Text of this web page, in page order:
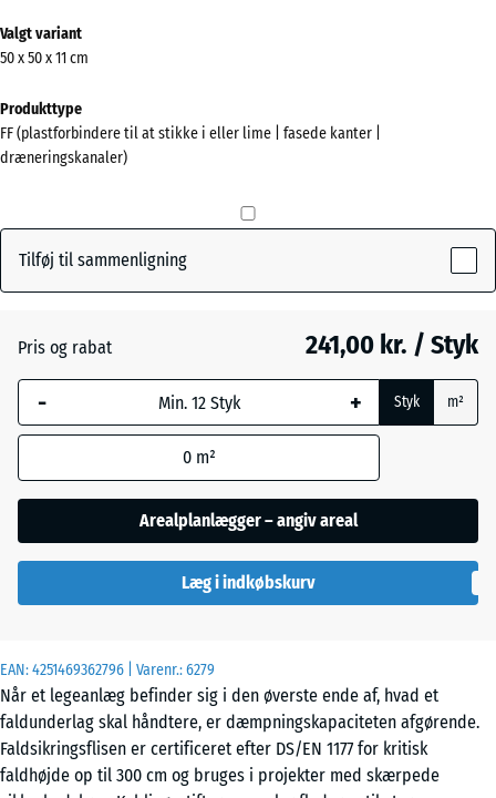
EAN:4251469362796 | Varenr.:6279
Når et legeanlæg befinder sig i den øverste ende af, hvad et
faldunderlag skal håndtere, er dæmpningskapaciteten afgørende.
Faldsikringsflisen er certificeret efter DS/EN 1177 for kritisk
faldhøjde op til 300 cm og bruges i projekter med skærpede
information
om
farverne?
Vis
farvepalette
Antracit - 12,00 kr.
Himmelblå + 21,00 kr.
- 10,00 kr.
Sandbeige + 23,00 kr.
Valgt variant
50 x 50 x 11 cm
Produkttype
FF (plastforbindere til at stikke i eller lime | fasede kanter |
dræneringskanaler)
Tilføj til sammenligning
Pris og rabat 241,00 kr. / Styk
- + Styk m²
0 m²
Arealplanlægger – angiv areal
Læg i indkøbskurv